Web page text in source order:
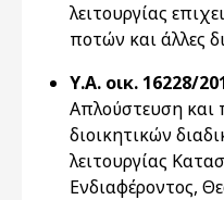
λειτουργίας
ποτών και άλλες
Υ.Α. οικ. 16228/
Απλούστευση
διοικητικών
λειτουργίας
Ενδιαφέροντος,